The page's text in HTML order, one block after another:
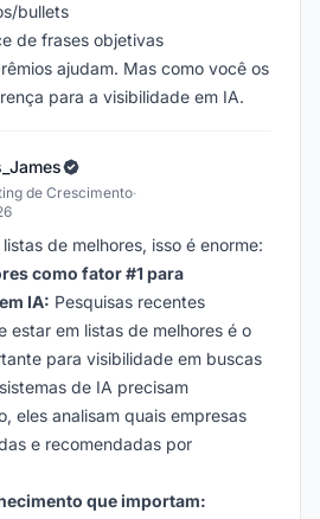
bullets
de frases objetivas
ajudam. Mas como você os
para a visibilidade em IA.
de Crescimento·
de melhores, isso é enorme:
como fator #1 para
IA: Pesquisas recentes
estar em listas de melhores é o
para visibilidade em buscas
de IA precisam
eles analisam quais empresas
e recomendadas por
que importam: